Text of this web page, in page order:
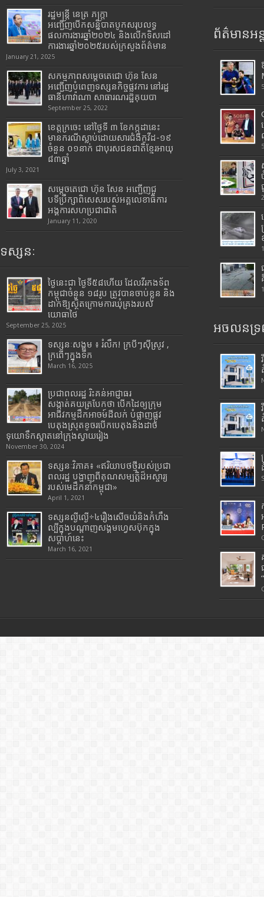
រដ្ឋមន្រ្តី​ នេត្រ​ ភក្ត្រា​
អញ្ជើញបើកសន្និបាតបូកសរុបលទ្ធ
ផលការងារឆ្នាំ២០២៤ និងលើកទិសដៅ
ការងារឆ្នាំ២០២៥របស់​ក្រសួង​ព័ត៌មាន​
January 21, 2025
សកម្មភាពសម្តេចតេជោ ហ៊ុន សែន
អញ្ជើញបំពេញទស្សនកិច្ចផ្លូវការ នៅរដ្ឋ
ធានីហាវ៉ាណា សាធារណរដ្ឋគុយបា
September 25, 2022
ខេត្តក្រចេះ នៅថ្ងៃទី ៣ ខែកក្កដានេះ
មានករណីស្លាប់ដោយសារជំងឺកូវីដ-១៩
ចំនួន ០១នាក់ ជាបុរសជនជាតិខ្មែរអាយុ
៨៣ឆ្នាំ
July 3, 2021
សម្តេចតេជោ ហ៊ុន សែន អញ្ជើញជួ
បទីប្រឹក្សាពិសេសរបស់អគ្គលេខាធិការ
អង្គការសហប្រជាជាតិ
January 11, 2020
ទស្សនៈ
ថ្ងៃនេះជា ថ្ងៃទី៥៨ហើយ ដែលវីរកងទ័ព
កម្ពុជាចំនួន ១៨រូប ត្រូវបានចាប់ខ្លួន និង
ដាក់ឱ្យស្ថិតក្រោមការឃុំគ្រងរបស់
យោធាថៃ
September 25, 2025
ទស្សនៈសង្គម ៖ រំលឹក! ក្របីៗស៊ីស្រូវ ,
ក្រពើៗក្នុងទឹក
March 16, 2025
ប្រជាពលរដ្ឋ រិះគន់អាជ្ញាធរ
សង្កាត់គយត្របែកថា បើកដៃឲ្យក្រុម
អាជីវកម្មដឹកអាចម៍ដីលក់ បំផ្លាញផ្លូវ
បេតុងស្រុតខូចរបើកបេតុងនិងដាច់
ទុយោទឹកស្អាតនៅក្រុងស្វាយរៀង
November 30, 2024
ទស្សនៈវិភាគ៖ «ឥរិយាបថថ្មីរបស់ប្រជា
ពលរដ្ឋ បង្ហាញពីគុណសម្បត្តិដ៏អស្ចារ្យ
របស់មេដឹកនាំកម្ពុជា»
April 1, 2021
ទស្សនល្ងីល្ងើ÷៤រឿងសើចយំនិងកំហឹង
ល្បីក្នុងបណ្តាញសង្គមហ្វេសប៊ុកក្នុង
សប្តាហ៍នេះ
March 16, 2021
ព័ត៌មានអន្
អចលនទ្រ